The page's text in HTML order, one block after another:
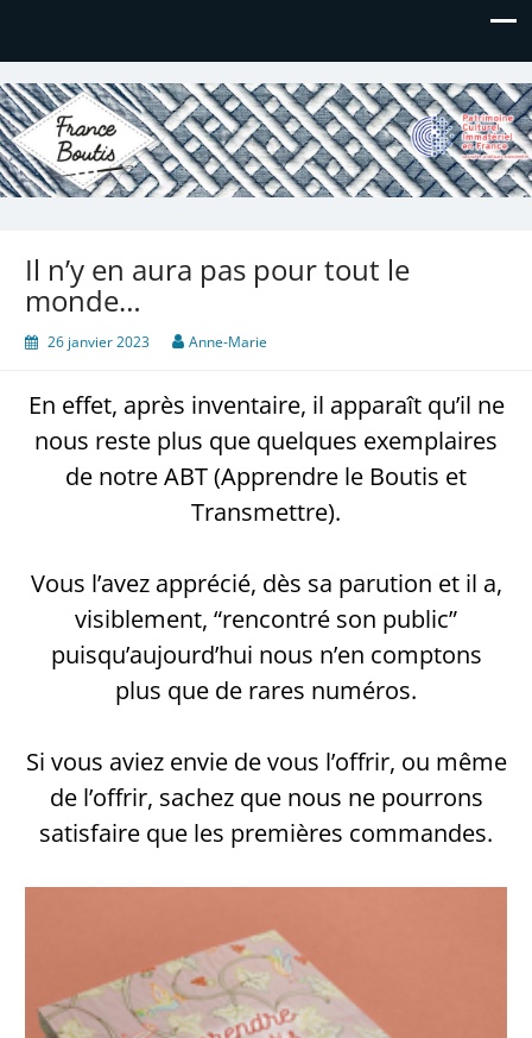
France Boutis
Le site de France Boutis
Il n’y en aura pas pour tout le
monde…
26 janvier 2023 Anne-Marie
En effet, après inventaire, il apparaît qu’il ne
nous reste plus que quelques exemplaires
de notre ABT (Apprendre le Boutis et
Transmettre).
Vous l’avez apprécié, dès sa parution et il a,
visiblement, “rencontré son public”
puisqu’aujourd’hui nous n’en comptons
plus que de rares numéros.
Si vous aviez envie de vous l’offrir, ou même
de l’offrir, sachez que nous ne pourrons
satisfaire que les premières commandes.